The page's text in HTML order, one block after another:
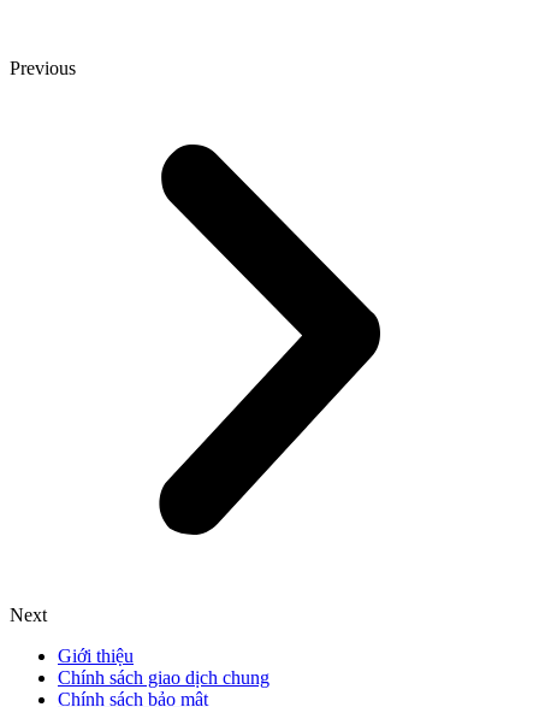
Previous
Next
Giới thiệu
Chính sách giao dịch chung
Chính sách bảo mật